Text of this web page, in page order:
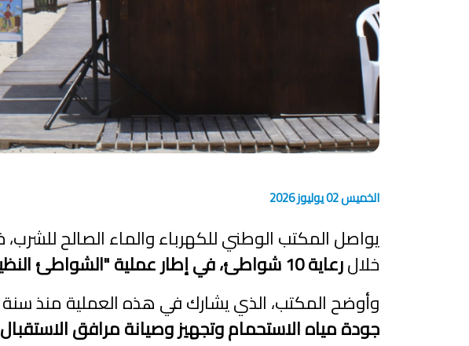
الخميس 02 يوليوز 2026
خلالرعاية 10 شواطئ، في إطار عملية "الشواطئ النظيفة"
وأوضح المكتب، الذي يشارك في هذه العملية منذ سنة 1999، أنه يعمل سنويا على تعبئة منظومة متكاملة تشمل
جودة مياه الاستحمام وتجهيز وصيانة مرافق الاستقبال